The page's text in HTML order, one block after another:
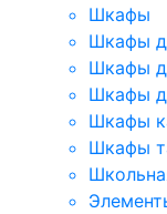
Шкафы
Шкафы
Шкафы
Шкафы
Шкафы
Шкафы